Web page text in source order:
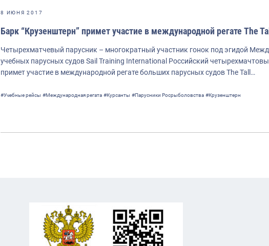
8 ИЮНЯ 2017
Барк “Крузенштерн” примет участие в международной регате The
Четырехматчевый парусник – многократный участник гонок под эгидой
учебных парусных судов Sail Training International Российский
примет участие в международной регате больших парусных судов The Tall…
#Учебные рейсы #Международная регата #Курсанты #Парусники Росрыболовства #Крузенштерн